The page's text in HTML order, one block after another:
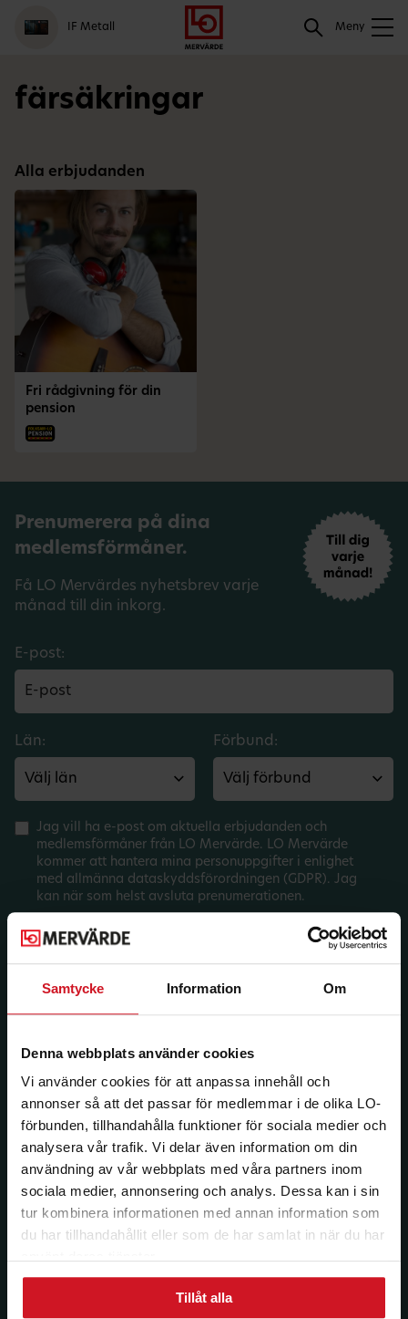
Samtycke Information Om
Denna webbplats använder cookies
Vi använder cookies för att anpassa innehåll och
annonser så att det passar för medlemmar i de olika LO-
förbunden, tillhandahålla funktioner för sociala medier och
analysera vår trafik. Vi delar även information om din
användning av vår webbplats med våra partners inom
sociala medier, annonsering och analys. Dessa kan i sin
tur kombinera informationen med annan information som
du har tillhandahållit eller som de har samlat in när du har
Tillåt alla
Gå
till
meny
Logga
in
Hoppa
till
innehåll
IF Metall Meny
Sök
färsäkringar
Alla erbjudanden
Fri rådgivning för din
pension
Prenumerera på dina
medlemsförmåner.
Få LO Mervärdes nyhetsbrev varje
månad till din inkorg.
E-post:
Län: Förbund:
Jag vill ha e-post om aktuella erbjudanden och
medlemsförmåner från LO Mervärde. LO Mervärde
kommer att hantera mina personuppgifter i enlighet
med allmänna dataskyddsförordningen (GDPR). Jag
kan när som helst avsluta prenumerationen.